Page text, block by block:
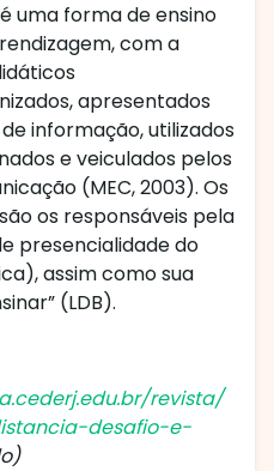
uma forma de ensino
com a
apresentados
informação, utilizados
e veiculados pelos
(MEC, 2003). Os
os responsáveis pela
presencialidade do
assim como sua
(LDB).
revista/
desafio-e-